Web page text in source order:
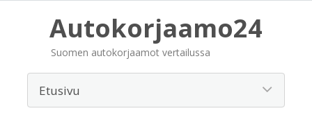
Autokorjaamo24
Suomen autokorjaamot vertailussa